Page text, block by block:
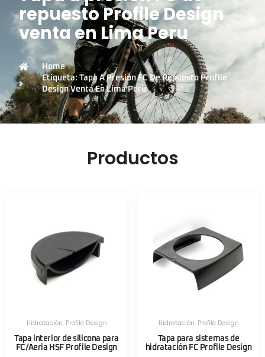
repuesto Profile Design
venta en Lima Peru
Home
Etiqueta: Tapa A Presión FC De Repuesto Profile
Design Venta En Lima Peru
Productos
Hidratación, Profile Design
Tapa interior de silicona para
FC/Aeria HSF Profile Design
Hidratación, Profile Design
Tapa para sistemas de
hidratación FC Profile Design